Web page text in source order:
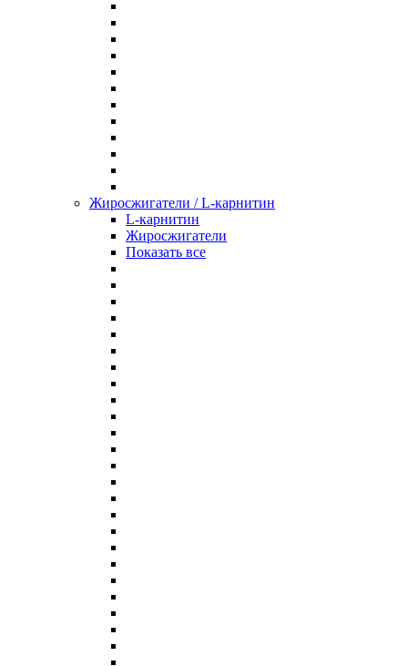
Жиросжигатели / L-карнитин
L-карнитин
Жиросжигатели
Показать все